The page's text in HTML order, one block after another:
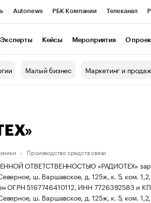
Autonews РБК Компании Телеканал
Эксперты Кейсы Мероприятия О
Малый бизнес Маркетинг и
Производство средств связи
ОТВЕТСТВЕННОСТЬЮ «РАДИОТЕХ»
ш. Варшавское, д. 125ж, к. 5, ком.
ОГРН 5167746410112, ИНН 7726392583 и
ш. Варшавское, д. 125ж, к. 5, ком.